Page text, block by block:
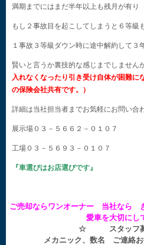
満期までにはまだ半年以上も残月が有り
もし２事故目を起こしてしまうと６等級
１事故３等級ダウン時に途中解約して３
賢いと言うか裏技的な感じまでしません
入れなくなったり引き受け自体が困難に
の保険会社共有です。）
詳細は当社担当者までお気軽にお問い合
展示場０３－５６６２－０１０７
工場０３－５６９３－０１０７
『車選びはお店選びです』
ご売却ならワンオーナー 当社なら
愛車を大切にし
☆ スタッ
メカニック、数名 ご連絡お